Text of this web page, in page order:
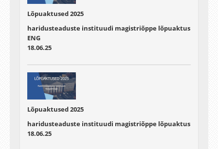
Lõpuaktused 2025
haridusteaduste instituudi magistriõppe lõpuaktus
ENG
18.06.25
Lõpuaktused 2025
haridusteaduste instituudi magistriõppe lõpuaktus
18.06.25